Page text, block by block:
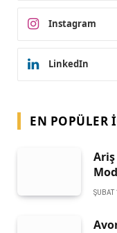
Instagram
LinkedIn
EN POPÜLER
Ariş
ŞUBAT